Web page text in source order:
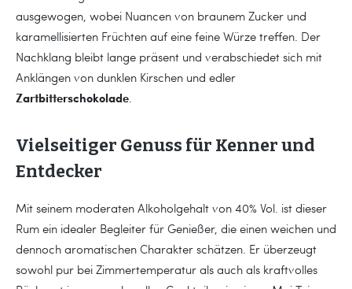
ausgewogen, wobei Nuancen von braunem Zucker und
karamellisierten Früchten auf eine feine Würze treffen. Der
Nachklang bleibt lange präsent und verabschiedet sich mit
Anklängen von dunklen Kirschen und edler
Zartbitterschokolade
Vielseitiger Genuss für Kenner und
Entdecker
Mit seinem moderaten Alkoholgehalt von 40% Vol. ist dieser
Rum ein idealer Begleiter für Genießer, die einen weichen und
dennoch aromatischen Charakter schätzen. Er überzeugt
sowohl pur bei Zimmertemperatur als auch als kraftvolles